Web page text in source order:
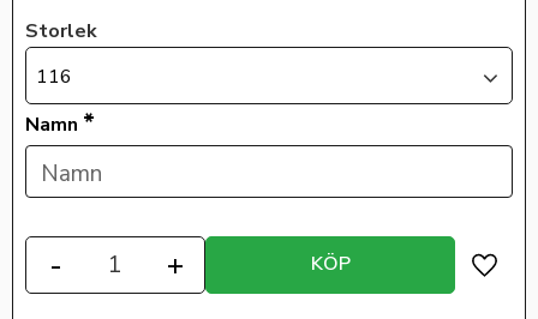
Storlek
116
+
- KÖP
Lägg
Namn *